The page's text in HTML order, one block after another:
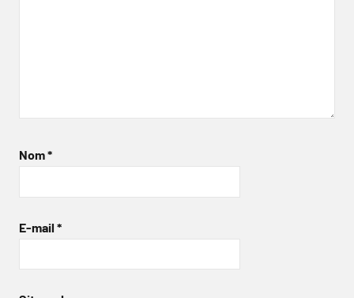
Nom*
E-mail *